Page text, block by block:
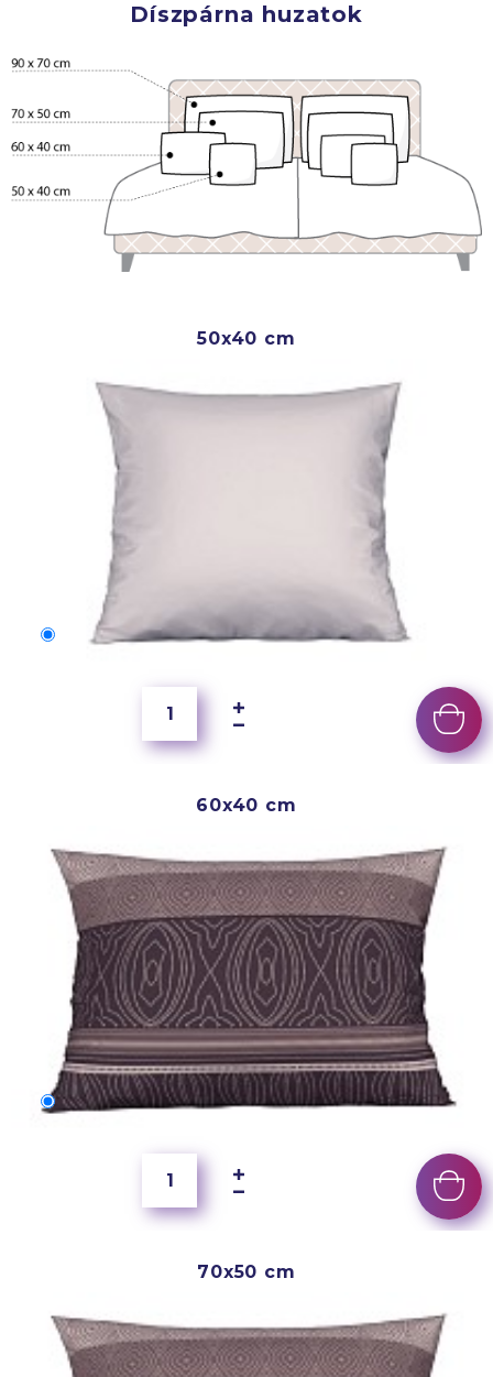
Díszpárna huzatok
50x40 cm
50x40 cm
60x40 cm
60x40 cm
70x50 cm